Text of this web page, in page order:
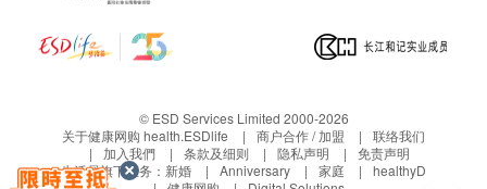
© ESD Services Limited 2000-2026
关于健康网购 health.ESDlife
商户合作 / 加盟
联络我们
加入我們
条款及细则 隐私声明
免责声明
生活易旗下业务： 新婚 Anniversary 家庭
healthyD